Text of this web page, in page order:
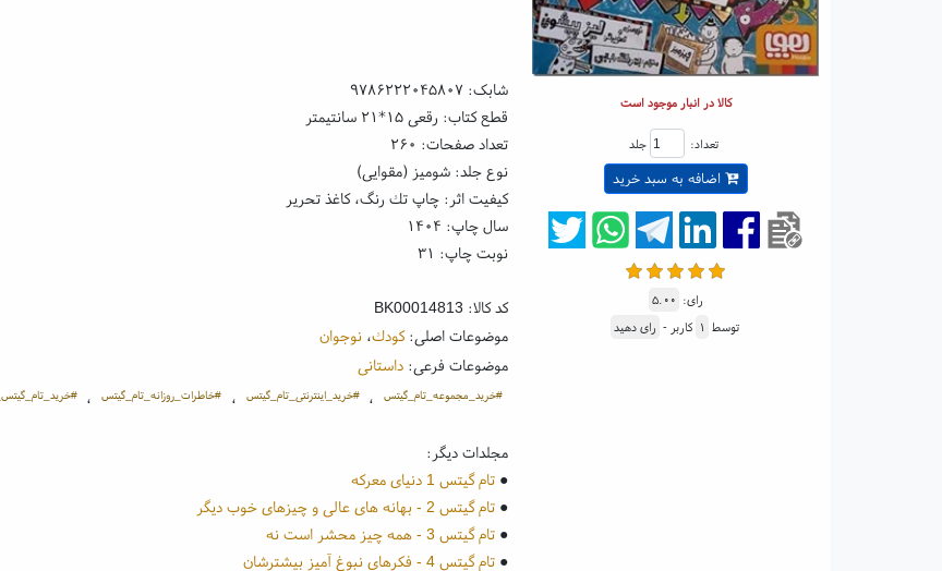
کالا در انبار موجود است
تعداد: جلد
اضافه به سبد خرید
رای: ۵.۰۰
توسط ۱ کاربر - رای دهید
شابک:۹۷۸۶۲۲۲۰۴۵۸۰۷
قطع کتاب: رقعی ۱۵*۲۱ سانتیمتر
تعداد صفحات: ۲۶۰
نوع جلد: شومیز (مقوایی)
کیفیت اثر: چاپ تك رنگ، کاغذ تحریر
سال چاپ: ۱۴۰۴
نوبت چاپ: ۳۱
کد کالا: BK00014813
موضوعات اصلی:كودك،نوجوان
موضوعات فرعی:داستانی
#خرید_مجموعه_تام_گیتس ، #خرید_اینترنتی_تام_گیتس ، #خاطرات_روزانه_تام_گیتس ، #خرید_تام_گیتس_۸
مجلدات دیگر:
●تام گیتس 1 دنیای معرکه
●تام گیتس 2 - بهانه های عالی و چیزهای خوب دیگر
●تام گیتس 3 - همه چیز محشر است نه
●تام گیتس 4 - فکرهای نبوغ آمیز بیشترشان